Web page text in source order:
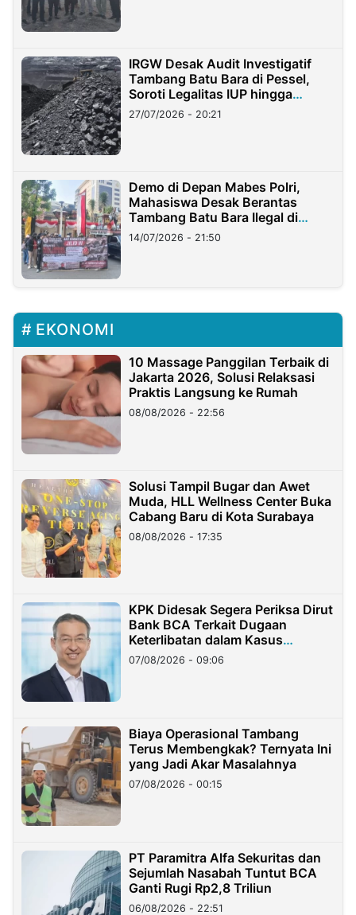
IRGW Desak Audit Investigatif
Tambang Batu Bara di Pessel,
Soroti Legalitas IUP hingga
Stockpile
27/07/2026 - 20:21
Demo di Depan Mabes Polri,
Mahasiswa Desak Berantas
Tambang Batu Bara Ilegal di
Lampung
14/07/2026 - 21:50
EKONOMI
10 Massage Panggilan Terbaik di
Jakarta 2026, Solusi Relaksasi
Praktis Langsung ke Rumah
08/08/2026 - 22:56
Solusi Tampil Bugar dan Awet
Muda, HLL Wellness Center Buka
Cabang Baru di Kota Surabaya
08/08/2026 - 17:35
KPK Didesak Segera Periksa Dirut
Bank BCA Terkait Dugaan
Keterlibatan dalam Kasus
Hilangnya Dana Nasabah Rp2,58
Miliar
07/08/2026 - 09:06
Biaya Operasional Tambang
Terus Membengkak? Ternyata Ini
yang Jadi Akar Masalahnya
07/08/2026 - 00:15
PT Paramitra Alfa Sekuritas dan
Sejumlah Nasabah Tuntut BCA
Ganti Rugi Rp2,8 Triliun
06/08/2026 - 22:51